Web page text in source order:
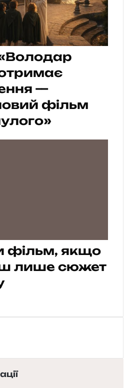
—
фільм
фільм, якщо
лише сюжет